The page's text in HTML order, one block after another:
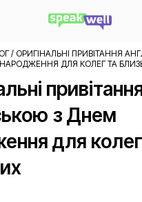
/ ОРИГІНАЛЬНІ ПРИВІТАННЯ
НАРОДЖЕННЯ ДЛЯ КОЛЕГ ТА
з Днем
для